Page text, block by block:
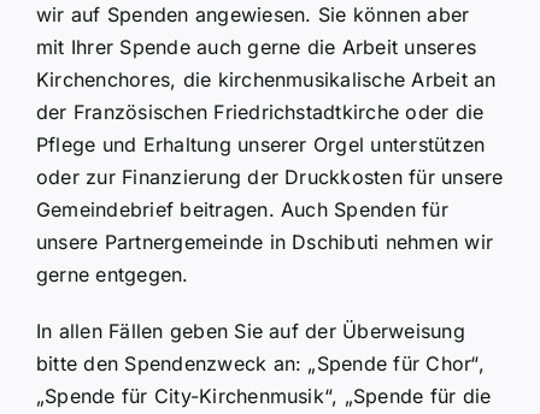
wir auf Spenden angewiesen. Sie können aber
mit Ihrer Spende auch gerne die Arbeit unseres
Kirchenchores, die kirchenmusikalische Arbeit an
der Französischen Friedrichstadtkirche oder die
Pflege und Erhaltung unserer Orgel unterstützen
oder zur Finanzierung der Druckkosten für unsere
Gemeindebrief beitragen. Auch Spenden für
unsere Partnergemeinde in Dschibuti nehmen wir
gerne entgegen.
In allen Fällen geben Sie auf der Überweisung
bitte den Spendenzweck an: „Spende für Chor“,
„Spende für City-Kirchenmusik“, „Spende für die